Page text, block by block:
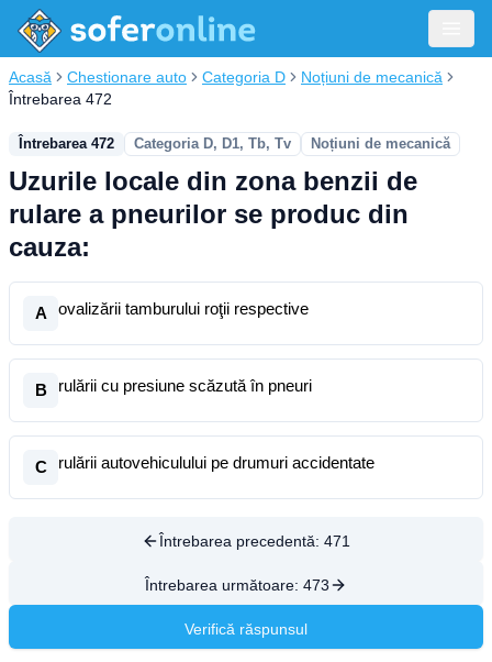
Acasă Chestionare auto Categoria D
Noțiuni de mecanică
Întrebarea 472
Întrebarea 472 Categoria D, D1, Tb, Tv Noțiuni de mecanică
Uzurile locale din zona benzii de
rulare a pneurilor se produc din
cauza:
A ovalizării tamburului roţii respective
B rulării cu presiune scăzută în pneuri
C rulării autovehiculului pe drumuri accidentate
Întrebarea precedentă: 471
Întrebarea următoare: 473
Verifică răspunsul